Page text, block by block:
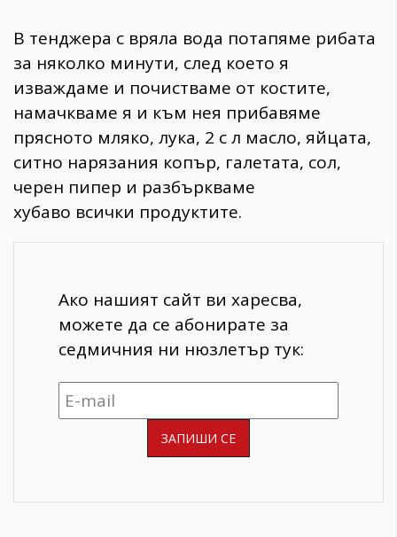
В тенджера с вряла вода потапяме рибата
за няколко минути, след което я
изваждаме и почистваме от костите,
намачкваме я и към нея прибавяме
прясното мляко, лука, 2 с л масло, яйцата,
ситно нарязания копър, галетата, сол,
черен пипер и разбъркваме
хубаво всички продуктите.
Ако нашият сайт ви харесва,
можете да се абонирате за
седмичния ни нюзлетър тук: